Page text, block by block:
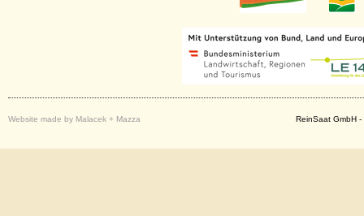
Website made by Malacek + Mazza ReinSaat GmbH